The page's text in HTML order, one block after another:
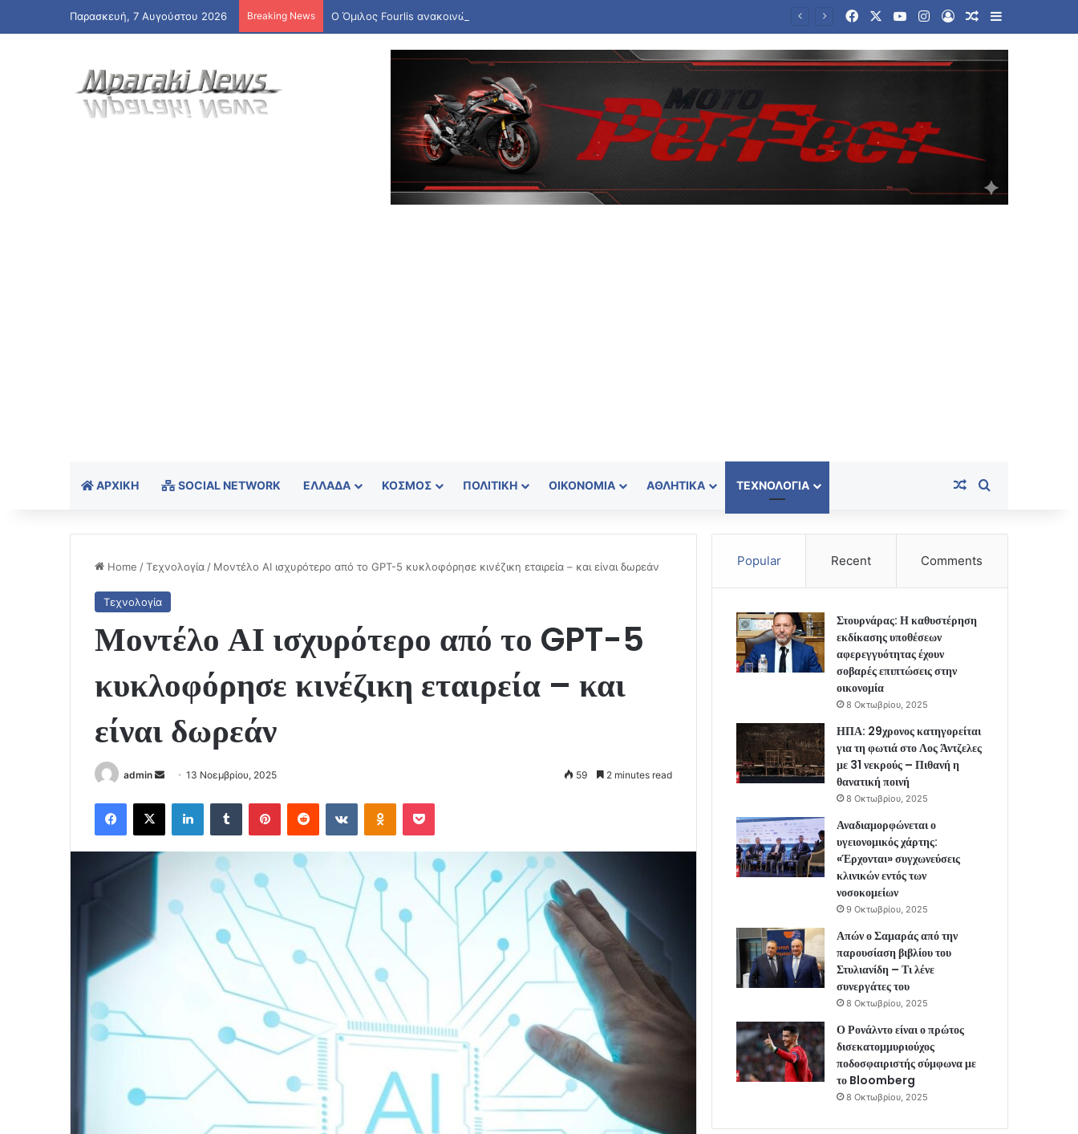
Παρασκευή, 7 Αυγούστου 2026 Breaking News FacebookYouTubeInstagram
Log InRandom Article
Sidebar
ΑΡΧΙΚΉ SOCIAL NETWORK ΕΛΛΆΔΑ ΚΌΣΜΟΣ ΠΟΛΙΤΙΚΉ ΟΙΚΟΝΟΜΊΑ ΑΘΛΗΤΙΚΆ ΤΕΧΝΟΛΟΓΊΑ Random Article
Home /Τεχνολογία / Μοντέλο ΑΙ ισχυρότερο από το GPT-5 κυκλοφόρησε κινέζικη εταιρεία – και είναι δωρεάν
Τεχνολογία
Μοντέλο ΑΙ ισχυρότερο από το GPT-5
κυκλοφόρησε κινέζικη εταιρεία – και
είναι δωρεάν
admin
Send
email
13 Νοεμβρίου, 2025 59 2 minutes read
Facebook
X LinkedInTumblr PinterestReddit VKontakteOdnoklassniki
Pocket
Popular Recent Comments
Στουρνάρας: Η καθυστέρηση
εκδίκασης υποθέσεων
αφερεγγυότητας έχουν
σοβαρές επιπτώσεις στην
οικονομία
8 Οκτωβρίου, 2025
ΗΠΑ: 29χρονος κατηγορείται
για τη φωτιά στο Λος Άντζελες
με 31 νεκρούς – Πιθανή η
θανατική ποινή
8 Οκτωβρίου, 2025
Αναδιαμορφώνεται ο
υγειονομικός χάρτης:
«Έρχονται» συγχωνεύσεις
κλινικών εντός των
νοσοκομείων
9 Οκτωβρίου, 2025
Απών ο Σαμαράς από την
παρουσίαση βιβλίου του
Στυλιανίδη – Τι λένε
συνεργάτες του
8 Οκτωβρίου, 2025
Ο Ρονάλντο είναι ο πρώτος
δισεκατομμυριούχος
ποδοσφαιριστής σύμφωνα με
το Bloomberg
8 Οκτωβρίου, 2025